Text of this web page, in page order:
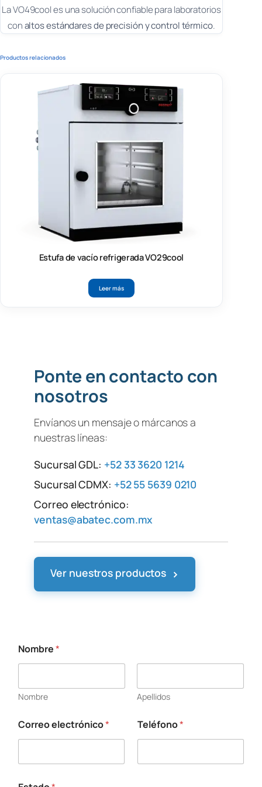
La VO49cool es una solución confiable para laboratorios
conaltos estándares de precisión y control térmico.
Productos relacionados
Estufa de vacío refrigerada VO29cool
Leer más
Ponte en contacto con
nosotros
Envíanos un mensaje o márcanos a
nuestras líneas:
Sucursal GDL: +52 33 3620 1214
Sucursal CDMX: +52 55 5639 0210
Correo electrónico:
ventas@abatec.com.mx
Ver nuestros productos ›
Nombre*
Nombre Apellidos
Correo electrónico* Teléfono*